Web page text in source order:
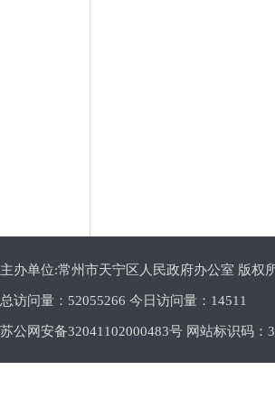
主办单位:常州市天宁区人民政府办公室 版权
总访问量： 52055266 今日访问量： 14511
苏公网安备32041102000483号 网站标识码：